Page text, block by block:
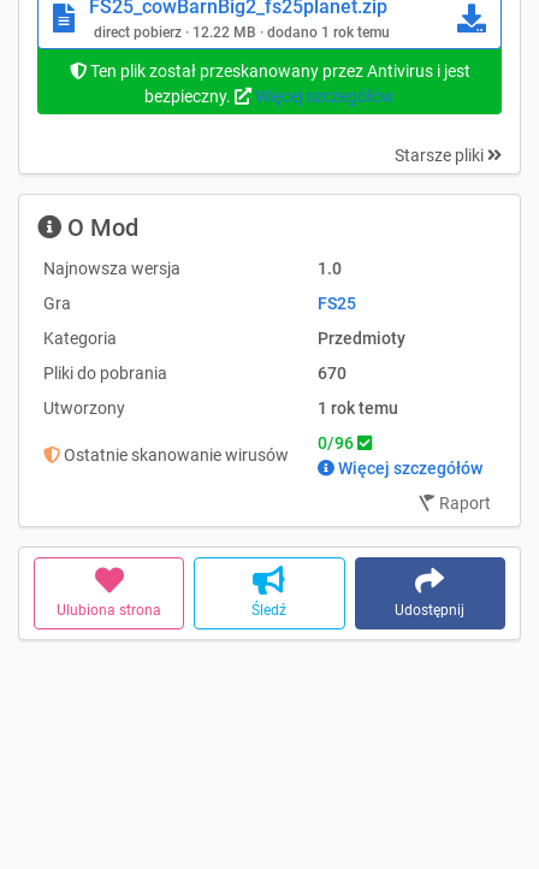
FS25_cowBarnBig2_fs25planet.zip
direct pobierz · 12.22 MB · dodano 1 rok temu
Ten plik został przeskanowany przez Antivirus i jest
bezpieczny.
Więcej szczegółów
Starsze pliki
Ulubiona strona Śledź Udostępnij
O Mod
Najnowsza wersja
1.0
Gra
FS25
Kategoria
Przedmioty
Pliki do pobrania
670
Utworzony
1 rok temu
Ostatnie skanowanie wirusów
0/96
Więcej szczegółów
Raport